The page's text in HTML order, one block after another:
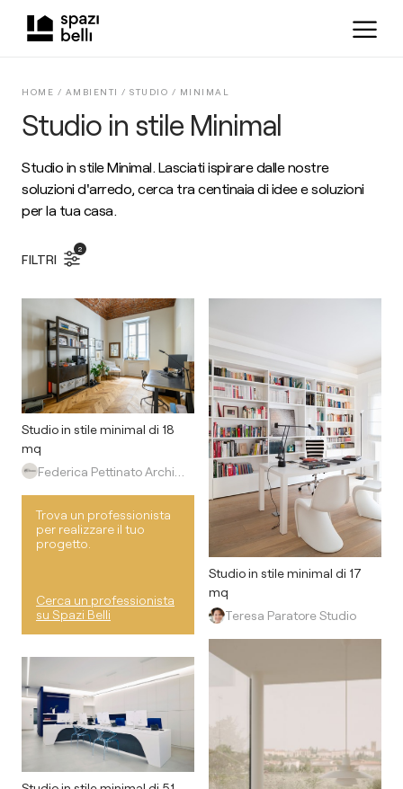
Studio in stile Minimal
HOME / AMBIENTI / STUDIO / MINIMAL
Studio in stile Minimal. Lasciati ispirare dalle nostre
soluzioni d'arredo, cerca tra centinaia di idee e soluzioni
per la tua casa.
FILTRI
2
Studio in stile minimal di 18
mq
Trova un professionista
per realizzare il tuo
progetto.
Cerca un professionista
su Spazi Belli
Studio in stile minimal di 17
mq
Teresa Paratore Studio